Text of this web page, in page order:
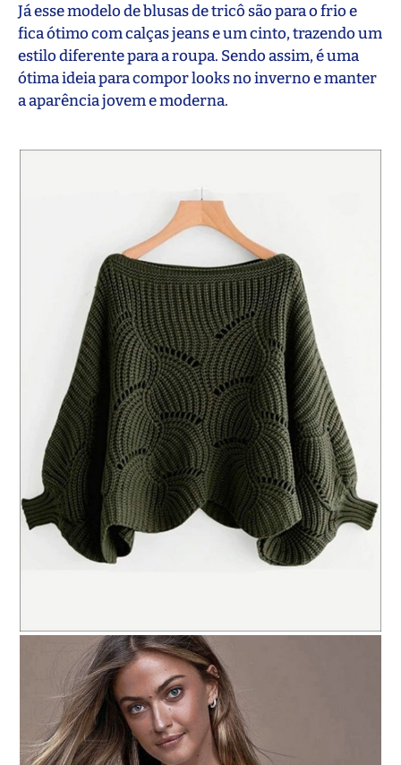
Já esse modelo de blusas de tricô são para o frio e
fica ótimo com calças jeans e um cinto, trazendo um
estilo diferente para a roupa. Sendo assim, é uma
ótima ideia para compor looks no inverno e manter
a aparência jovem e moderna.